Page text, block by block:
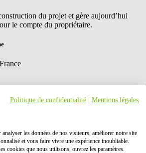
du projet et gère aujourd’hui
le compte du propriétaire.
Politique de confidentialité Mentions légales
les données de nos visiteurs, améliorer notre site
et vous faire vivre une expérience inoubliable.
cookies que nous utilisons, ouvrez les paramètres.